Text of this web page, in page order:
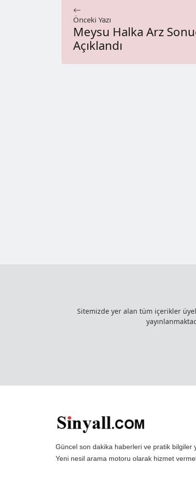
Önceki Yazı
Meysu Halka Arz
Açıklandı
Sitemizde yer alan tüm içerikler
Güncel son dakika haberleri ve pratik bilgiler
Yeni nesil arama motoru olarak hizmet